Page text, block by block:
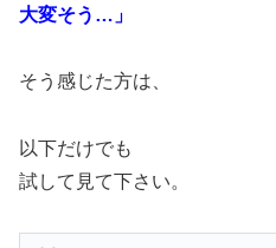
大変そう…」
そう感じた方は、
以下だけでも
試して見て下さい。